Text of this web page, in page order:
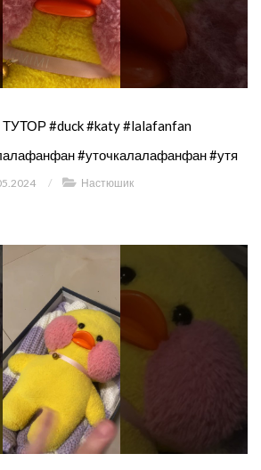
#duck #katy #lalafanfan
#уточкалалафанфан #утя
/ Настюшик